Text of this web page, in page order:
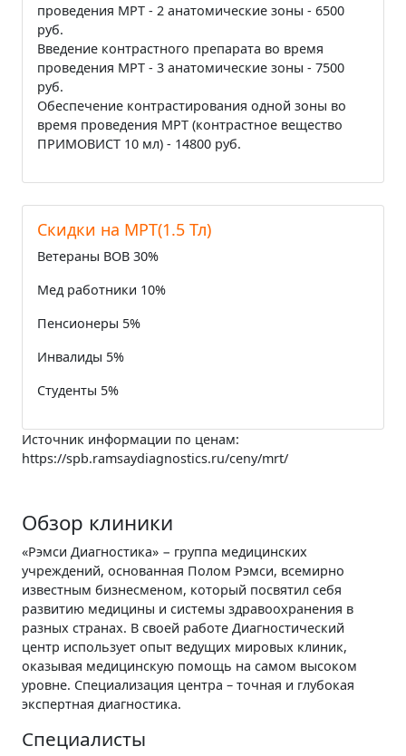
проведения МРТ - 2 анатомические зоны - 6500
руб.
Введение контрастного препарата во время
проведения МРТ - 3 анатомические зоны - 7500
руб.
Обеспечение контрастирования одной зоны во
время проведения МРТ (контрастное вещество
ПРИМОВИСТ 10 мл) - 14800 руб.
Cкидки на МРТ(1.5 Тл)
Ветераны ВОВ 30%
Мед работники 10%
Пенсионеры 5%
Инвалиды 5%
Студенты 5%
Источник информации по ценам:
https://spb.ramsaydiagnostics.ru/ceny/mrt/
Обзор клиники
«Рэмси Диагностика» − группа медицинских
учреждений, основанная Полом Рэмси, всемирно
известным бизнесменом, который посвятил себя
развитию медицины и системы здравоохранения в
разных странах. В своей работе Диагностический
центр использует опыт ведущих мировых клиник,
оказывая медицинскую помощь на самом высоком
уровне. Специализация центра – точная и глубокая
экспертная диагностика.
Специалисты